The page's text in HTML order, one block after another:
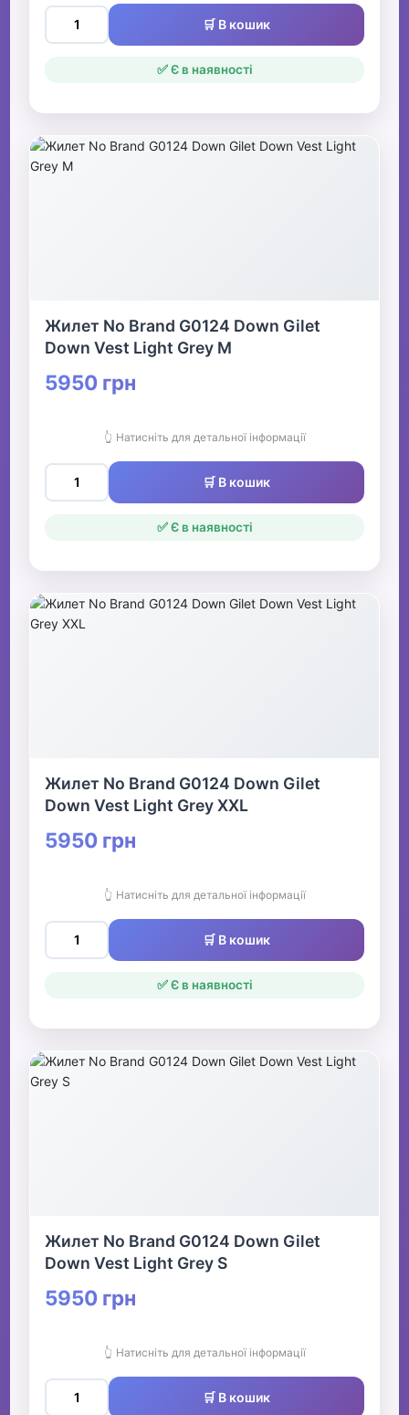
🛒 В кошик
✅ Є в наявності
Жилет No Brand G0124 Down Gilet
Down Vest Light Grey M
5950 грн
👆 Натисніть для детальної інформації
🛒 В кошик
✅ Є в наявності
Жилет No Brand G0124 Down Gilet
Down Vest Light Grey XXL
5950 грн
👆 Натисніть для детальної інформації
🛒 В кошик
✅ Є в наявності
Жилет No Brand G0124 Down Gilet
Down Vest Light Grey S
5950 грн
👆 Натисніть для детальної інформації
🛒 В кошик